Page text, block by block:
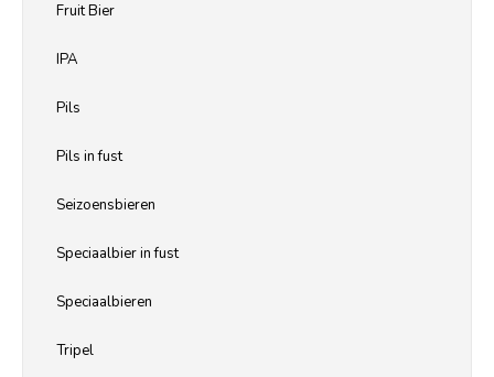
Fruit Bier
IPA
Pils
Pils in fust
Seizoensbieren
Speciaalbier in fust
Speciaalbieren
Tripel